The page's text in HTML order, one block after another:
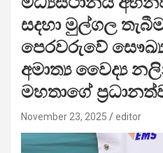
සදහා මුල්ගල
පෙරවරුවේ සෞඛ්‍ය
අමාත්‍ය වෛද්‍ය
මහතාගේ
November 23, 2025 editor